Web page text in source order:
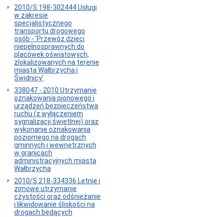
bilety
komunikacji
miejskiej
pas
drogi
oświetlenie
uliczne
2010/S 198-302444 Usługi
w zakresie
specjalistycznego
transportu drogowego
osób - 'Przewóz dzieci
niepełnosprawnych do
placówek oświatowych,
zlokalizowanych na terenie
miasta Wałbrzycha i
Świdnicy'
338047 - 2010 Utrzymanie
oznakowania pionowego i
urządzeń bezpieczeństwa
ruchu (z wyłączeniem
sygnalizacji świetlnej) oraz
wykonanie oznakowania
poziomego na drogach
gminnych i wewnętrznych
w granicach
administracyjnych miasta
Wałbrzycha
2010/S 218-334336 Letnie i
zimowe utrzymanie
czystości oraz odśnieżanie
i likwidowanie śliskości na
drogach będących